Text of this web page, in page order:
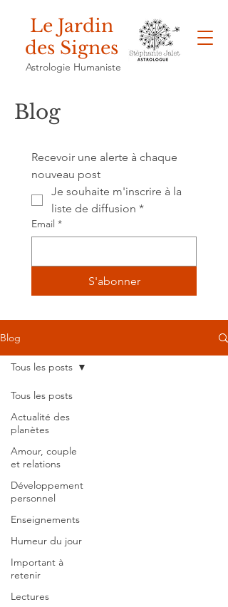
Le Jardin
des Signes
Astrologie Humaniste
Blog
Recevoir une alerte à chaque
nouveau post
Je souhaite m'inscrire à la
liste de diffusion *
Email *
S'abonner
Blog
Tous les posts
Actualité des
planètes
Amour, couple
et relations
Développement
personnel
Enseignements
Humeur du jour
Important à
retenir
Lectures
Tous les posts